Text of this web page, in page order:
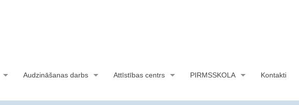
Audzināšanas darbs Attīstības centrs PIRMSSKOLA Kontakti